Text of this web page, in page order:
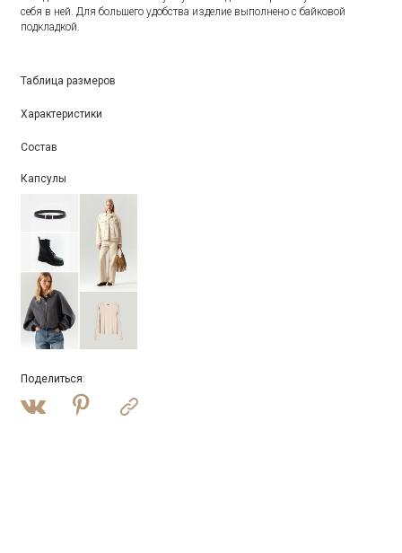
себя в ней. Для большего удобства изделие выполнено с байковой
подкладкой.
Таблица размеров
Характеристики
Состав
Капсулы
Поделиться: